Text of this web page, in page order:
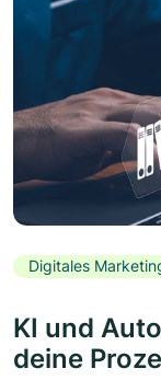
Digitales
KI und
deine